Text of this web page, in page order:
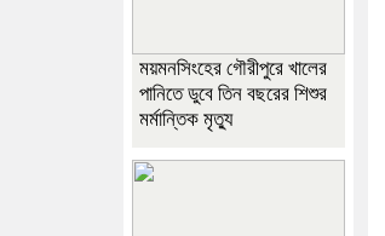
ময়মনসিংহের গৌরীপুরে খালের
পানিতে ডুবে তিন বছরের শিশুর
মর্মান্তিক মৃত্যু